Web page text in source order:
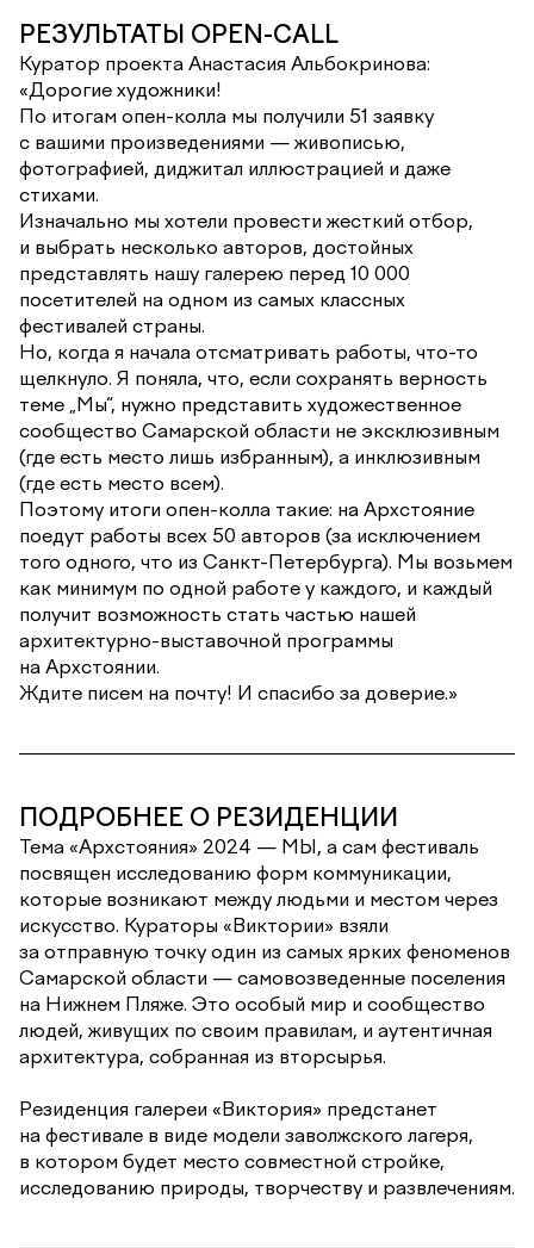
РЕЗУЛЬТАТЫ OPEN-CALL
Куратор проекта Анастасия Альбокринова:
«Дорогие художники!
По итогам опен-колла мы получили 51 заявку
с вашими произведениями — живописью,
фотографией, диджитал иллюстрацией и даже
стихами.
Изначально мы хотели провести жесткий отбор,
и выбрать несколько авторов, достойных
представлять нашу галерею перед 10 000
посетителей на одном из самых классных
фестивалей страны.
Но, когда я начала отсматривать работы, что-то
щелкнуло. Я поняла, что, если сохранять верность
теме „Мы“, нужно представить художественное
сообщество Самарской области не эксклюзивным
(где есть место лишь избранным), а инклюзивным
(где есть место всем).
Поэтому итоги опен-колла такие: на Архстояние
поедут работы всех 50 авторов (за исключением
того одного, что из Санкт-Петербурга). Мы возьмем
как минимум по одной работе у каждого, и каждый
получит возможность стать частью нашей
архитектурно-выставочной программы
на Архстоянии.
Ждите писем на почту! И спасибо за доверие.»
ПОДРОБНЕЕ О РЕЗИДЕНЦИИ
Тема «Архстояния» 2024 — МЫ, а сам фестиваль
посвящен исследованию форм коммуникации,
которые возникают между людьми и местом через
искусство. Кураторы «Виктории» взяли
за отправную точку один из самых ярких феноменов
Самарской области — самовозведенные поселения
на Нижнем Пляже. Это особый мир и сообщество
людей, живущих по своим правилам, и аутентичная
архитектура, собранная из вторсырья.
Резиденция галереи «Виктория» предстанет
на фестивале в виде модели заволжского лагеря,
в котором будет место совместной стройке,
исследованию природы, творчеству и развлечениям.